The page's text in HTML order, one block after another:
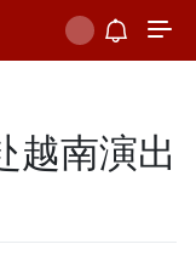
越南演出